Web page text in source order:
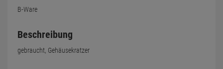
B-Ware
Beschreibung
gebraucht, Gehäusekratzer